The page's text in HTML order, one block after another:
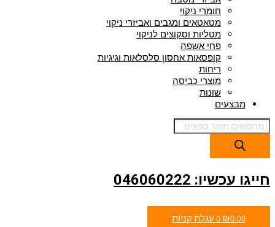
חומרי ניקוי
מטאטאים ומגבים ואביזרי ניקוי
מטליות וסקוצים לניקוי
פחי אשפה
קופסאות אחסון סלסלאות וגיגיות
ריחות
מוצרי כביסה
שונות
מבצעים
חייגו עכשיו: 046060222
₪0.00
0 עגלת קניות